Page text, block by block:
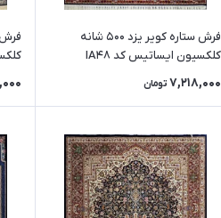
فرش ستاره کویر یزد 500 شانه
کلکسیون ایساتیس کد IA48
7,218,000 تومان